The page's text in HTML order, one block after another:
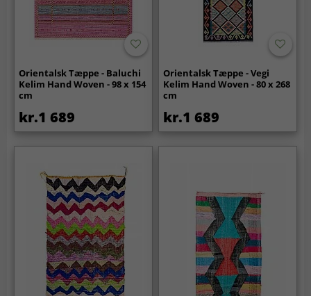
Orientalsk Tæppe - Baluchi
Kelim Hand Woven - 98 x 154
cm
kr.1 689
Orientalsk Tæppe - Vegi
Kelim Hand Woven - 80 x 268
cm
kr.1 689